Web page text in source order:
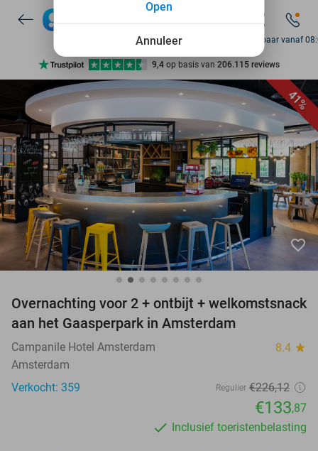
7 dagen per week beschikbaar
10+ miljoen leden
9,4 op basis van 206.115 reviews
Ontdek 15.000+ deals
10+ miljoen leden
Bereikbaar vanaf
41%
favorite_border
Overnachting voor 2 + ontbijt + welkomstsnack
aan het Gaasperpark in Amsterdam
Campanile Hotel Amsterdam 8.4 star
Amsterdam
Verkocht: 359
Regulier €226,12
€133,87
Inclusief toeristenbelasting
Annuleer
Open